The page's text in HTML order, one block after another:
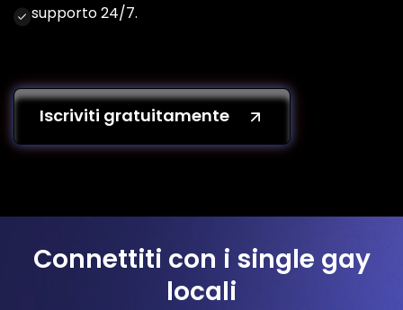
supporto 24/7.
Iscriviti gratuitamente
Connettiti con i single gay
locali